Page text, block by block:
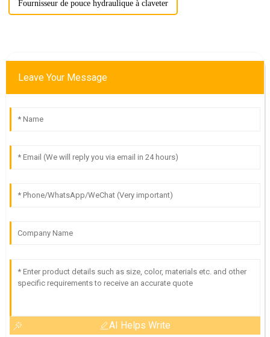
Fournisseur de pouce hydraulique à claveter
Leave Your Message
AI Helps Write